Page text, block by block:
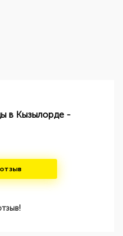
в Кызылорде -